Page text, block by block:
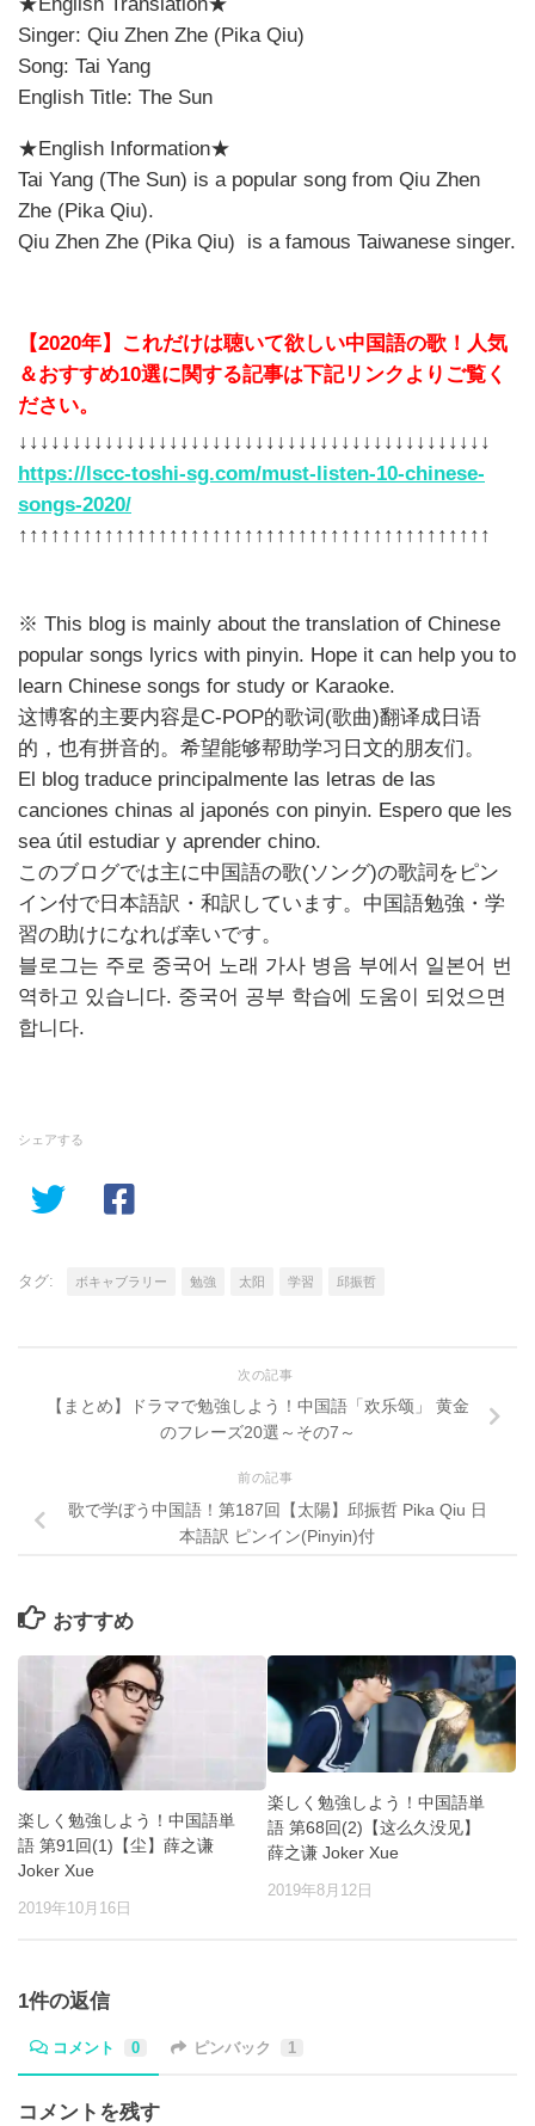
Singer: Qiu Zhen Zhe (Pika Qiu)
Song: Tai Yang
English Title: The Sun
★English Information★
Tai Yang (The Sun) is a popular song from Qiu Zhen
Zhe (Pika Qiu).
Qiu Zhen Zhe (Pika Qiu) is a famous Taiwanese singer.
【2020年】これだけは聴いて欲しい中国語の歌！人気
＆おすすめ10選に関する記事は下記リンクよりご覧く
ださい。
↓↓↓↓↓↓↓↓↓↓↓↓↓↓↓↓↓↓↓↓↓↓↓↓↓↓↓↓↓↓↓↓↓↓↓↓↓↓↓↓↓↓↓↓
https://lscc-toshi-sg.com/must-listen-10-chinese-
songs-2020/
↑↑↑↑↑↑↑↑↑↑↑↑↑↑↑↑↑↑↑↑↑↑↑↑↑↑↑↑↑↑↑↑↑↑↑↑↑↑↑↑↑↑↑↑
※ This blog is mainly about the translation of Chinese
popular songs lyrics with pinyin. Hope it can help you to
learn Chinese songs for study or Karaoke.
这博客的主要内容是C-POP的歌词(歌曲)翻译成日语
的，也有拼音的。希望能够帮助学习日文的朋友们。
El blog traduce principalmente las letras de las
canciones chinas al japonés con pinyin. Espero que les
sea útil estudiar y aprender chino.
このブログでは主に中国語の歌(ソング)の歌詞をピン
イン付で日本語訳・和訳しています。中国語勉強・学
習の助けになれば幸いです。
블로그는 주로 중국어 노래 가사 병음 부에서 일본어 번
역하고 있습니다. 중국어 공부 학습에 도움이 되었으면
합니다.
シェアする
タグ: ボキャブラリー 勉強 太阳 学習 邱振哲
次の記事
【まとめ】ドラマで勉強しよう！中国語「欢乐颂」 黄金
のフレーズ20選～その7～
前の記事
歌で学ぼう中国語！第187回【太陽】邱振哲 Pika Qiu 日
本語訳 ピンイン(Pinyin)付
おすすめ
楽しく勉強しよう！中国語単
語 第91回(1)【尘】薛之谦
Joker Xue
2019年10月16日
楽しく勉強しよう！中国語単
語 第68回(2)【这么久没见】
薛之谦 Joker Xue
2019年8月12日
1件の返信
コメント 0 ピンバック 1
コメントを残す